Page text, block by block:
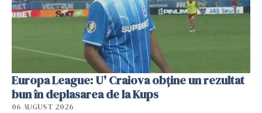
Europa League: U' Craiova obține un rezultat
bun în deplasarea de la Kups
06 AUGUST 2026